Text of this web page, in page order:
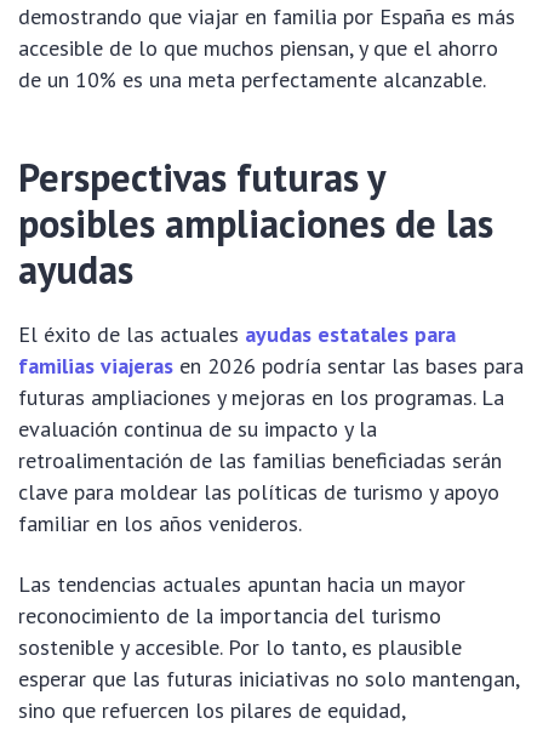
demostrando que viajar en familia por España es más
accesible de lo que muchos piensan, y que el ahorro
de un 10% es una meta perfectamente alcanzable.
Perspectivas futuras y
posibles ampliaciones de las
ayudas
El éxito de las actuales ayudas estatales para
familias viajeras en 2026 podría sentar las bases para
futuras ampliaciones y mejoras en los programas. La
evaluación continua de su impacto y la
retroalimentación de las familias beneficiadas serán
clave para moldear las políticas de turismo y apoyo
familiar en los años venideros.
Las tendencias actuales apuntan hacia un mayor
reconocimiento de la importancia del turismo
sostenible y accesible. Por lo tanto, es plausible
esperar que las futuras iniciativas no solo mantengan,
sino que refuercen los pilares de equidad,